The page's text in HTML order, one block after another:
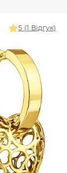
5 (1 Відгук)